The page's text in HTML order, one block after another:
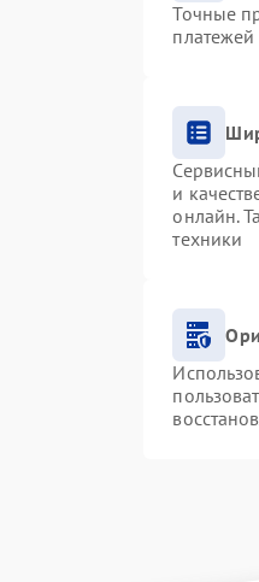
Точные
и
онлайн.
техники